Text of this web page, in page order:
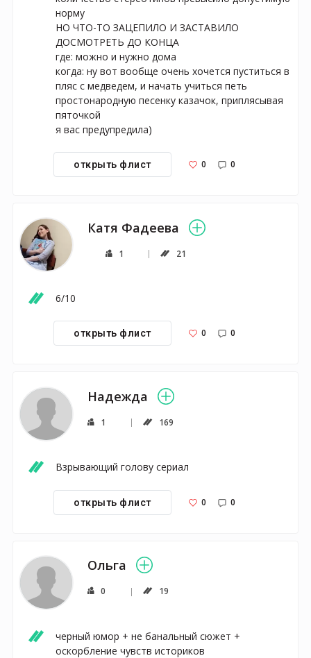
норму
НО ЧТО-ТО ЗАЦЕПИЛО И ЗАСТАВИЛО
ДОСМОТРЕТЬ ДО КОНЦА
где: можно и нужно дома
когда: ну вот вообще очень хочется пуститься в
пляс с медведем, и начать учиться петь
простонародную песенку казачок, приплясывая
пяточкой
я вас предупредила)
открыть флист 0 0
Катя Фадеева
1 21
6/10
открыть флист 0 0
Надежда
1 169
Взрывающий голову сериал
открыть флист 0 0
Ольга
0 19
черный юмор + не банальный сюжет +
оскорбление чувств историков